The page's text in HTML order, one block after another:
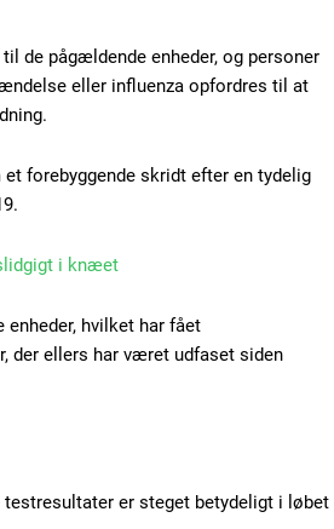
de pågældende enheder, og personer
eller influenza opfordres til at
forebyggende skridt efter en tydelig
i knæet
hvilket har fået
der ellers har været udfaset siden
er steget betydeligt i løbet